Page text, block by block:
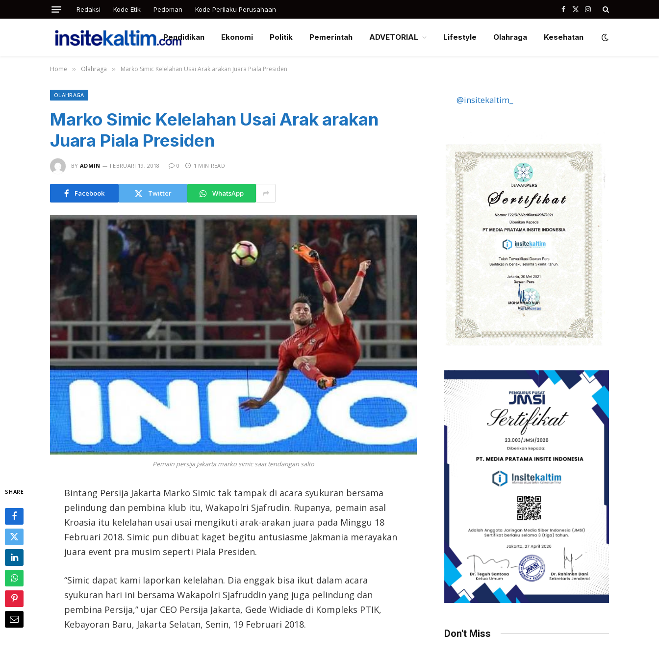
Redaksi Kode Etik Pedoman Kode Perilaku Perusahaan Facebook
X
Instagram
Pendidikan Ekonomi Politik Pemerintah ADVETORIAL Lifestyle Olahraga Kesehatan
Home » Olahraga » Marko Simic Kelelahan Usai Arak arakan Juara Piala Presiden
OLAHRAGA
Marko Simic Kelelahan Usai Arak arakan
Juara Piala Presiden
BY ADMIN FEBRUARI 19, 2018 0 1 MIN READ
Facebook Twitter WhatsApp
Pemain persija jakarta marko simic saat tendangan salto
SHARE
Bintang Persija Jakarta Marko Simic tak tampak di acara syukuran bersama
pelindung dan pembina klub itu, Wakapolri Sjafrudin. Rupanya, pemain asal
Kroasia itu kelelahan usai usai mengikuti arak-arakan juara pada Minggu 18
Februari 2018. Simic pun dibuat kaget begitu antusiasme Jakmania merayakan
juara event pra musim seperti Piala Presiden.
“Simic dapat kami laporkan kelelahan. Dia enggak bisa ikut dalam acara
syukuran hari ini bersama Wakapolri Sjafruddin yang juga pelindung dan
pembina Persija,” ujar CEO Persija Jakarta, Gede Widiade di Kompleks PTIK,
Kebayoran Baru, Jakarta Selatan, Senin, 19 Februari 2018.
@insitekaltim_
Don't Miss